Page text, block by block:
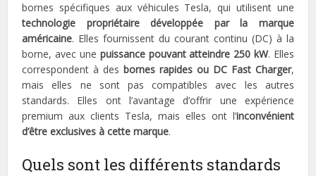
bornes spécifiques aux véhicules Tesla, qui utilisent une
technologie propriétaire développée par la marque
américaine. Elles fournissent du courant continu (DC) à la
borne, avec une puissance pouvant atteindre 250 kW. Elles
correspondent à des bornes rapides ou DC Fast Charger,
mais elles ne sont pas compatibles avec les autres
standards. Elles ont l’avantage d’offrir une expérience
premium aux clients Tesla, mais elles ont l’inconvénient
d’être exclusives à cette marque.
Quels sont les différents standards